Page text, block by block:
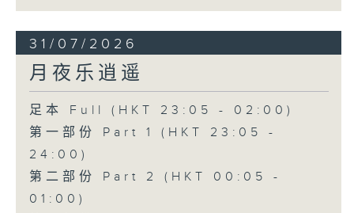
31/07/2026
月夜乐逍遥
足本 Full (HKT 23:05 - 02:00)
第一部份 Part 1 (HKT 23:05 -
24:00)
第二部份 Part 2 (HKT 00:05 -
01:00)